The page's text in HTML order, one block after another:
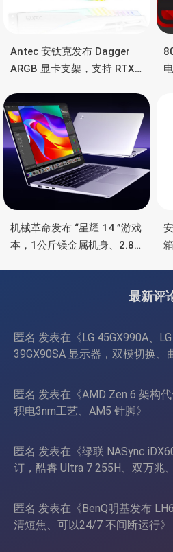
Antec 安钛克发布 Dagger
ARGB 显卡支架，支持 RTX
彩灯效
机械革命发布 “星耀 14 ”游戏
本，1公斤镁金属机身、2.8K
最新评
匿名 发表在《 LG 45GX990A、
39GX90SA 显示器，双模切换、
匿名 发表在《AMD Zen 6 架构
积电3nm工艺、AM5 针脚》
匿名 发表在《绿联 NASync
订，酷睿 Ultra 7 255H、双万兆
匿名 发表在《 BenQ明基发布
清短焦、可以24/7 不间断运行》